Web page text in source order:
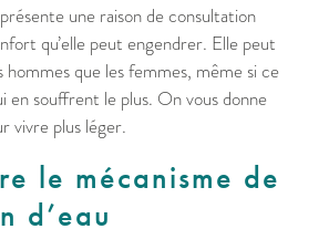
une raison de consultation
qu’elle peut engendrer. Elle peut
hommes que les femmes, même si ce
en souffrent le plus. On vous donne
vivre plus léger.
le mécanisme de
d’eau